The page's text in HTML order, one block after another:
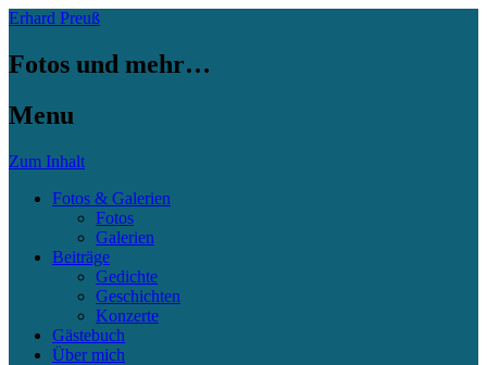
Erhard Preuß
Fotos und mehr…
Menu
Zum Inhalt
Fotos & Galerien
Fotos
Galerien
Beiträge
Gedichte
Geschichten
Konzerte
Gästebuch
Über mich